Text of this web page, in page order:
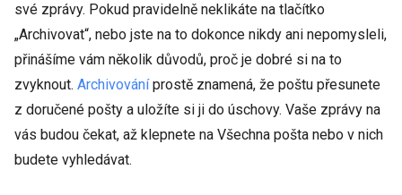
své zprávy. Pokud pravidelně neklikáte na tlačítko
„Archivovat“, nebo jste na to dokonce nikdy ani nepomysleli,
přinášíme vám několik důvodů, proč je dobré si na to
zvyknout. Archivováníprostě znamená, že poštu přesunete
z doručené pošty a uložíte si ji do úschovy. Vaše zprávy na
vás budou čekat, až klepnete na Všechna pošta nebo v nich
budete vyhledávat.